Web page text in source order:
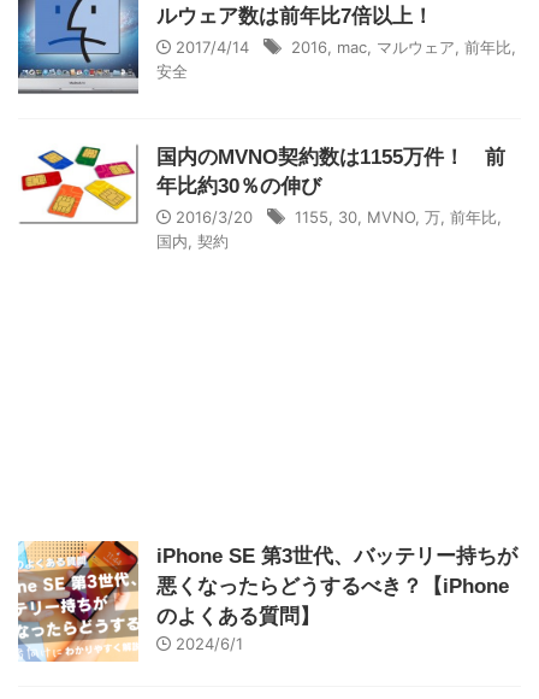
ルウェア数は前年比7倍以上！
2017/4/14 2016 mac マルウェア 前年比
安全
国内のMVNO契約数は1155万件！ 前
年比約30％の伸び
2016/3/20 1155 30 MVNO 万 前年比
国内 契約
iPhone SE 第3世代、バッテリー持ちが
悪くなったらどうするべき？【iPhone
のよくある質問】
2024/6/1